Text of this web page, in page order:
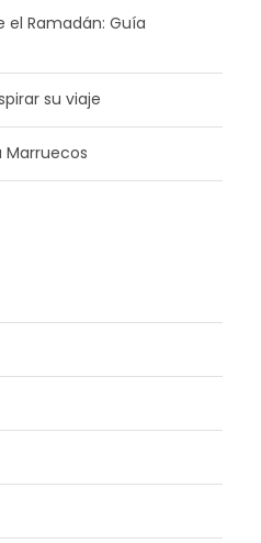
el Ramadán: Guía
su viaje
Marruecos